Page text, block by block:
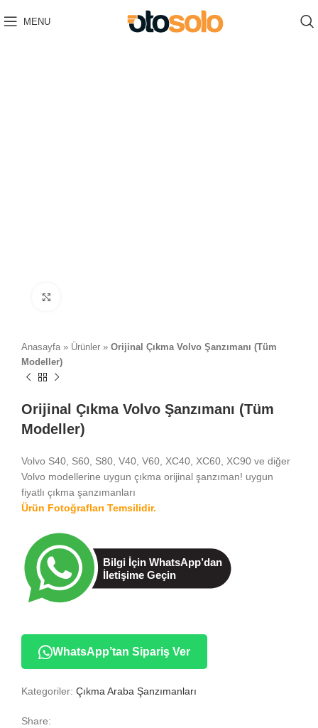
MENU
Anasayfa » Ürünler » Orijinal Çıkma Volvo Şanzımanı (Tüm
Modeller)
Orijinal Çıkma Volvo Şanzımanı (Tüm
Modeller)
Volvo S40, S60, S80, V40, V60, XC40, XC60, XC90 ve diğer
Volvo modellerine uygun çıkma orijinal şanzıman! uygun
fiyatlı çıkma şanzımanları
Ürün Fotoğrafları Temsilidir.
WhatsApp’tan Sipariş Ver
Kategoriler: Çıkma Araba Şanzımanları
Share: